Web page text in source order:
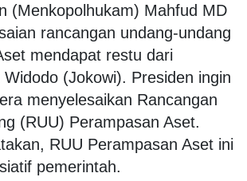
(Menkopolhukam) Mahfud MD
rancangan undang-undang
mendapat restu dari
(Jokowi). Presiden ingin
menyelesaikan Rancangan
(RUU) Perampasan Aset.
RUU Perampasan Aset ini
pemerintah.